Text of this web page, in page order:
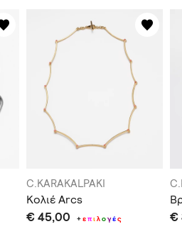
C.KARAKALPAKI
Κολιέ Arcs
€ 45,00 +επιλογές €